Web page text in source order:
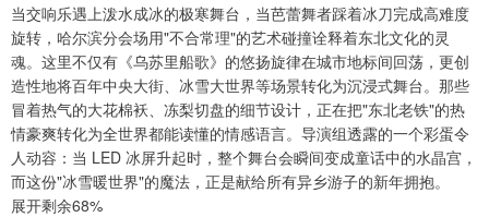
当交响乐遇上泼水成冰的极寒舞台，当芭蕾舞者踩着冰刀完成高难度
旋转，哈尔滨分会场用"不合常理"的艺术碰撞诠释着东北文化的灵
魂。这里不仅有《乌苏里船歌》的悠扬旋律在城市地标间回荡，更创
造性地将百年中央大街、冰雪大世界等场景转化为沉浸式舞台。那些
冒着热气的大花棉袄、冻梨切盘的细节设计，正在把"东北老铁"的热
情豪爽转化为全世界都能读懂的情感语言。导演组透露的一个彩蛋令
人动容：当 LED 冰屏升起时，整个舞台会瞬间变成童话中的水晶宫，
而这份"冰雪暖世界"的魔法，正是献给所有异乡游子的新年拥抱。
展开剩余68%